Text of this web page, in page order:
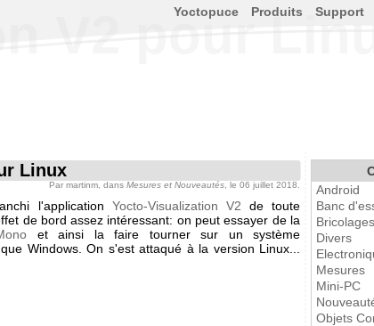
V2 pour
Linux
Par martinm , dans Mesures et Nouveautés , le 06 juillet 2018.
l'application Yocto-Visualization V2 de toute
de bord assez intéressant: on peut essayer de la
et ainsi la faire tourner sur un système
Windows. On s'est attaqué à la version Linux...
Yoctopuce Produits Support
Android
Banc
Bricolages
Divers
Mesures
Mini-PC
Objets